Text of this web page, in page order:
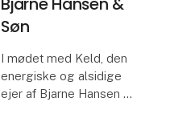
13. februar 2025
NYHED! Wire Rope
Assist